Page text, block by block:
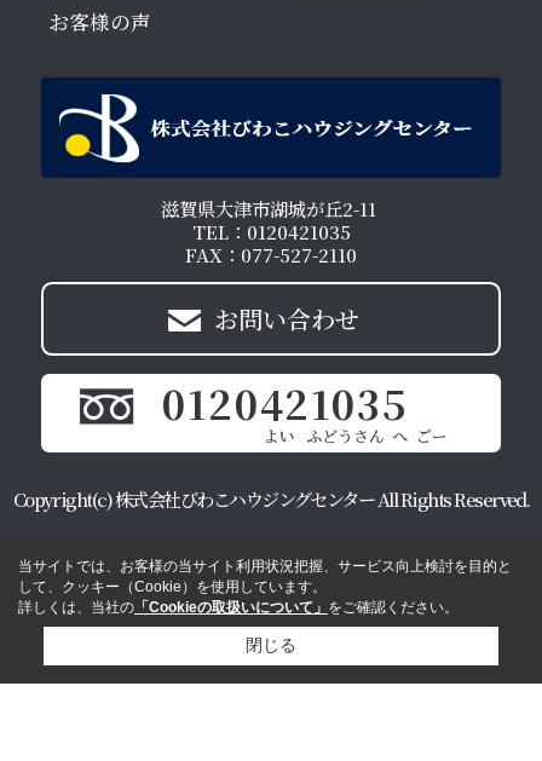
お客様の声
滋賀県大津市湖城が丘2-11
TEL：0120421035
FAX：077-527-2110
お問い合わせ
0120421035
Copyright(c) 株式会社びわこハウジングセンター All Rights Reserved.
当サイトでは、お客様の当サイト利用状況把握、サービス向上検討を目的と
して、クッキー（Cookie）を使用しています。
詳しくは、当社の 「Cookieの取扱いについて」 をご確認ください。
閉じる